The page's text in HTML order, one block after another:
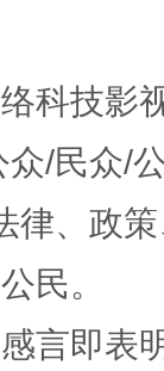
科技影
/民众/
律、政
民。
言即表